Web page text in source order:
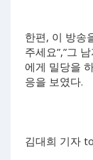
한편, 이 방송
주세요”,”그
에게 밀당을
응을 보였다.
김대희 기자